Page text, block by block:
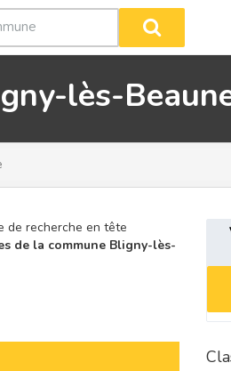
lès-
de recherche en tête
de la commune Bligny-lès-